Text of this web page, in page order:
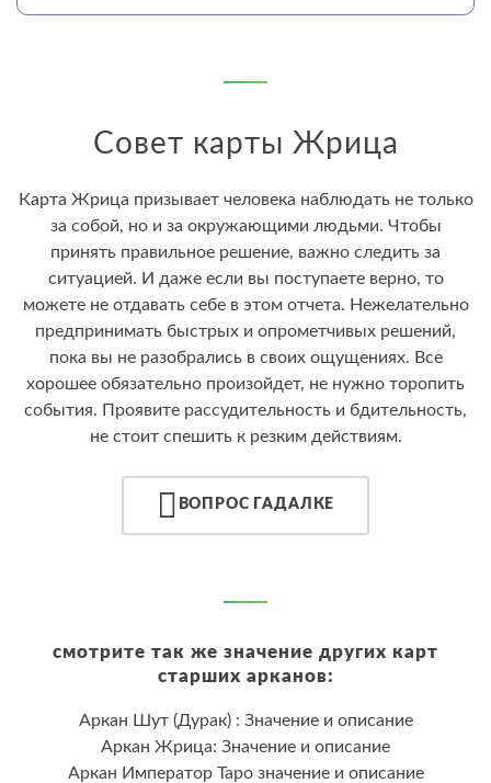
Совет карты Жрица
Карта Жрица призывает человека наблюдать не только
за собой, но и за окружающими людьми. Чтобы
принять правильное решение, важно следить за
ситуацией. И даже если вы поступаете верно, то
можете не отдавать себе в этом отчета. Нежелательно
предпринимать быстрых и опрометчивых решений,
пока вы не разобрались в своих ощущениях. Все
хорошее обязательно произойдет, не нужно торопить
события. Проявите рассудительность и бдительность,
не стоит спешить к резким действиям.
ВОПРОС ГАДАЛКЕ
смотрите так же значение других карт
старших арканов:
Аркан Шут (Дурак) : Значение и описание
Аркан Жрица: Значение и описание
Аркан Император Таро значение и описание